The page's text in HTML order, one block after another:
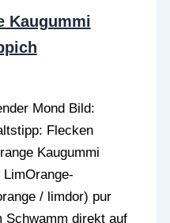
Kaugummi
Mond Bild:
Flecken
Kaugummi
/ limdor) pur
Schwamm direkt auf